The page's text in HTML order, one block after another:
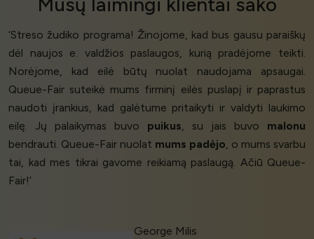
‘Streso žudiko programa! Žinojome, kad bus gausu paraiškų
dėl naujos e. valdžios paslaugos, kurią pradėjome teikti.
Norėjome, kad eilė būtų nuolat naudojama apsaugai.
Queue-Fair suteikė mums firminį eilės puslapį ir paprastus
naudoti įrankius, kad galėtume pritaikyti ir valdyti laukimo
eilę. Jų palaikymas buvo puikus, su jais buvo malonu
bendrauti. Queue-Fair nuolat mums padėjo, o mums svarbu
tai, kad mes tikrai gavome reikiamą paslaugą. Ačiū Queue-
Fair!’
George Milis